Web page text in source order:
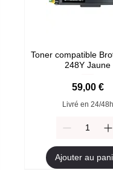
Toner compatible
248Y Jaune
Prix
59,00 €
Livré en 24/48h
Ajouter au